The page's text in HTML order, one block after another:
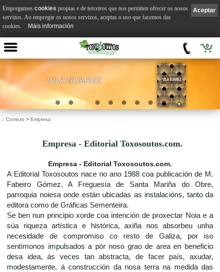
0
VILA SUÁREZ
:: Comezo > Empresa
Empresa - Editorial Toxosoutos.com.
Empresa - Editorial Toxosoutos.com.
A Editorial Toxosoutos nace no ano 1988 coa publicación de M.
Fabeiro Gómez, A Freguesía de Santa Mariña do Obre,
parroquia noiesa onde están ubicadas as instalacións, tanto da
editora como de Gráficas Sementeira.
Se ben nun principio xorde coa intención de proxectar Noia e a
súa riqueza artística e histórica, axiña nos absorbeu unha
necesidade de compromiso co resto de Galiza, por iso
sentímonos impulsados a pór noso grao de area en beneficio
desa idea, ás veces tan abstracta, de facer país, axudar,
modestamente, á construcción da nosa terra na medida das
Aceptar
Empregamos cookies propias e de terceiros que nos permiten ofrecer os nosos
servizos. Ao empregar os nosos servizos, aceptas o uso que facemos das
cookies.
Máis información